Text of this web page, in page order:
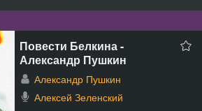
Повести Белкина -
Александр Пушкин
Александр Пушкин
Алексей Зеленский